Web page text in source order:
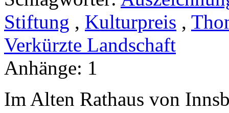
Stiftung , Kulturpreis ,
Verkürzte Landschaft
Anhänge: 1
Im Alten Rathaus von